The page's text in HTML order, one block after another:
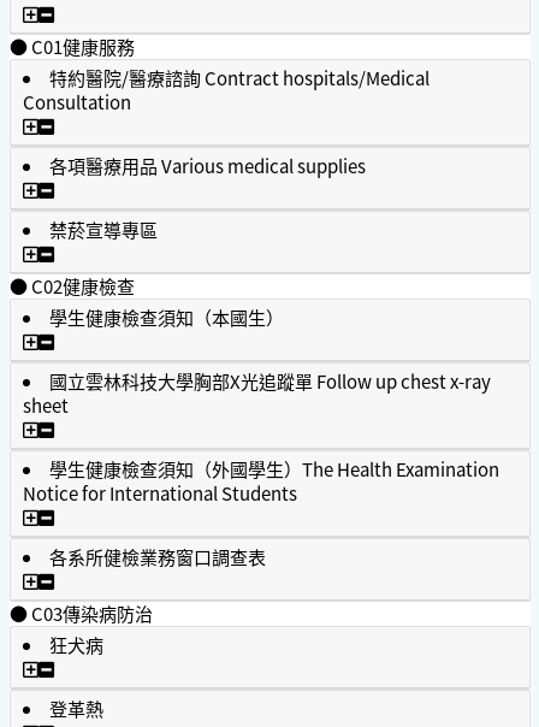
相關會議學生代表名單
● C01健康服務
特約醫院/醫療諮詢 Contract hospitals/Medical
Consultation
特約醫院/醫療諮詢 Contract hospitals/Medical
各項醫療用品 Various medical supplies
各項醫療用品 Various medical supplies
禁菸宣導專區
禁菸宣導專區
● C02健康檢查
學生健康檢查須知（本國生）
學生健康檢查須知（本國生）
國立雲林科技大學胸部X光追蹤單 Follow up chest x-ray
sheet
國立雲林科技大學胸部X光追蹤單 Follow up chest x-ray
學生健康檢查須知（外國學生）The Health Examination
Notice for International Students
學生健康檢查須知（外國學生）The Health Examination
各系所健檢業務窗口調查表
各系所健檢業務窗口調查表
● C03傳染病防治
狂犬病
狂犬病
登革熱